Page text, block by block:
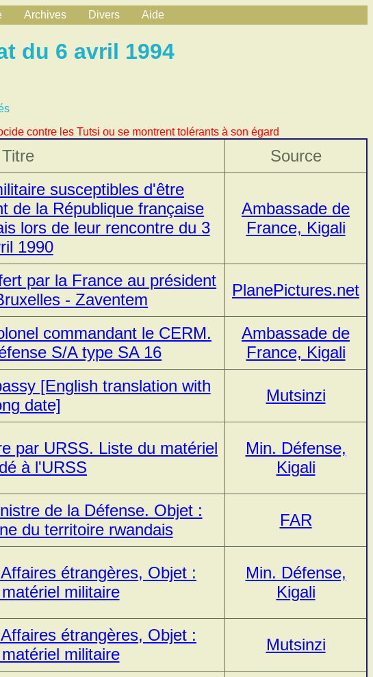
Archives Divers Aide
du 6 avril 1994
contre les Tutsi ou se montrent tolérants à son égard
Titre Source
susceptibles d'être
de la République française
lors de leur rencontre du 3
1990
Ambassade de
France, Kigali
par la France au président
- Zaventem
PlanePictures.net
commandant le CERM.
S/A type SA 16
Ambassade de
France, Kigali
[English translation with
date]
Mutsinzi
par URSS. Liste du matériel
à l'URSS
Min. Défense,
Kigali
de la Défense. Objet :
du territoire rwandais
FAR
étrangères, Objet :
militaire
Min. Défense,
Kigali
étrangères, Objet :
militaire
Mutsinzi